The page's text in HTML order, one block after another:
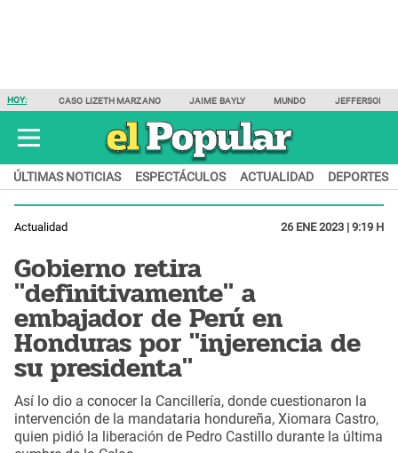
HOY: CASO LIZETH MARZANO JAIME BAYLY MUNDO JEFFERSON
ÚLTIMAS NOTICIAS ESPECTÁCULOS ACTUALIDAD DEPORTES
Actualidad 26 ENE 2023 | 9:19 H
Gobierno retira
"definitivamente" a
embajador de Perú en
Honduras por "injerencia de
su presidenta"
Así lo dio a conocer la Cancillería, donde cuestionaron la
intervención de la mandataria hondureña, Xiomara Castro,
quien pidió la liberación de Pedro Castillo durante la última